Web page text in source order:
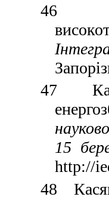
46
47
15
http://
48